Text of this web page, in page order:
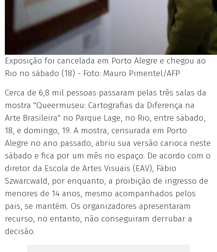
Exposição foi cancelada em Porto Alegre e chegou ao
Rio no sábado (18) - Foto: Mauro Pimentel/AFP
Cerca de 6,8 mil pessoas passaram pelas três salas da
mostra "Queermuseu: Cartografias da Diferença na
Arte Brasileira" no Parque Lage, no Rio, entre sábado,
18, e domingo, 19. A mostra, censurada em Porto
Alegre no ano passado, abriu sua versão carioca neste
sábado e fica por um mês no espaço. De acordo com o
diretor da Escola de Artes Visuais (EAV), Fábio
Szwarcwald, por enquanto, a proibição de ingresso de
menores de 14 anos, mesmo acompanhados pelos
pais, se mantém. Os organizadores apresentaram
recurso, no entanto, não conseguiram derrubar a
decisão.